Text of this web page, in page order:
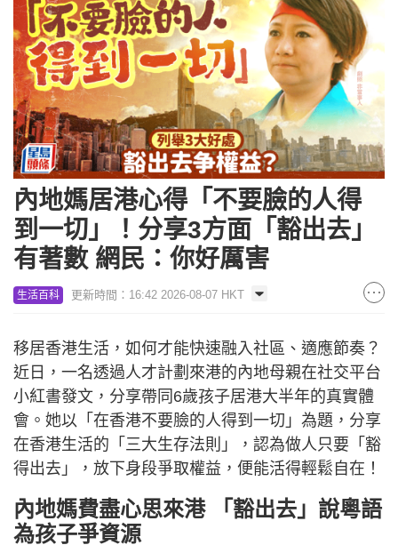
內地媽居港心得「不要臉的人得
到一切」！分享3方面「豁出去」
有著數 網民：你好厲害
生活百科 更新時間：16:42 2026-08-07 HKT
移居香港生活，如何才能快速融入社區、適應節奏？
近日，一名透過人才計劃來港的內地母親在社交平台
小紅書發文，分享帶同6歲孩子居港大半年的真實體
會。她以「在香港不要臉的人得到一切」為題，分享
在香港生活的「三大生存法則」，認為做人只要「豁
得出去」，放下身段爭取權益，便能活得輕鬆自在！
內地媽費盡心思來港 「豁出去」說粵語
為孩子爭資源